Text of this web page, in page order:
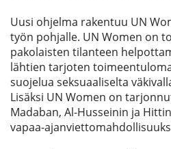
Uusi ohjelma rakentuu UN
työn pohjalle. UN Women on
pakolaisten tilanteen
lähtien tarjoten
suojelua seksuaaliselta
Lisäksi UN Women on
Madaban, Al-Husseinin ja
vapaa-